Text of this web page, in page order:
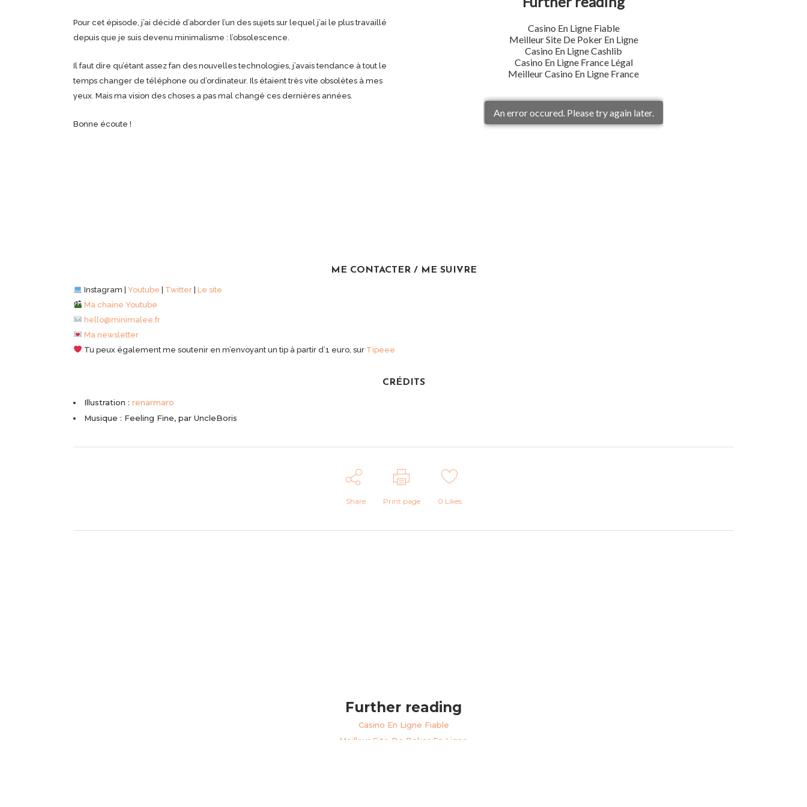
Pour cet épisode, j’ai décidé d’aborder l’un des sujets sur lequel j’ai le plus travaillé
depuis que je suis devenu minimalisme : l’obsolescence.
Il faut dire qu’étant assez fan des nouvelles technologies, j’avais tendance à tout le
temps changer de téléphone ou d’ordinateur. Ils étaient très vite obsolètes à mes
yeux. Mais ma vision des choses a pas mal changé ces dernières années.
Bonne écoute !
ME CONTACTER / ME SUIVRE
Instagram | Youtube Twitter| Le site
Ma chaine Youtube
hello@minimalee.fr
Ma newsletter
Tu peux également me soutenir en m’envoyant un tip à partir d’1 euro, sur Tipeee
CRÉDITS
Illustration : renarmaro
Musique : Feeling Fine, par UncleBoris
Share Print page 0 Likes
Further reading
Casino En Ligne Fiable
Meilleur Site De Poker En Ligne